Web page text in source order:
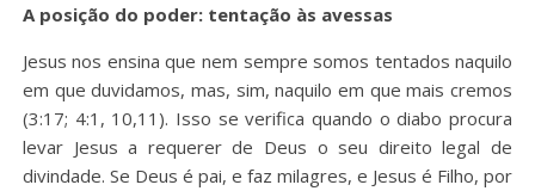
A posição do poder: tentação às avessas
Jesus nos ensina que nem sempre somos tentados naquilo
em que duvidamos, mas, sim, naquilo em que mais cremos
(3:17; 4:1, 10,11). Isso se verifica quando o diabo procura
levar Jesus a requerer de Deus o seu direito legal de
divindade. Se Deus é pai, e faz milagres, e Jesus é Filho, por